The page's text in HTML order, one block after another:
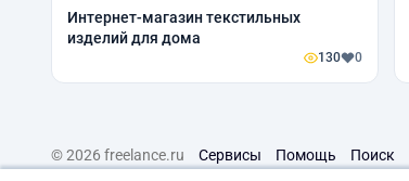
Интернет-магазин текстильных
изделий для дома
130 0
© 2026 freelance.ru Сервисы Помощь Поиск